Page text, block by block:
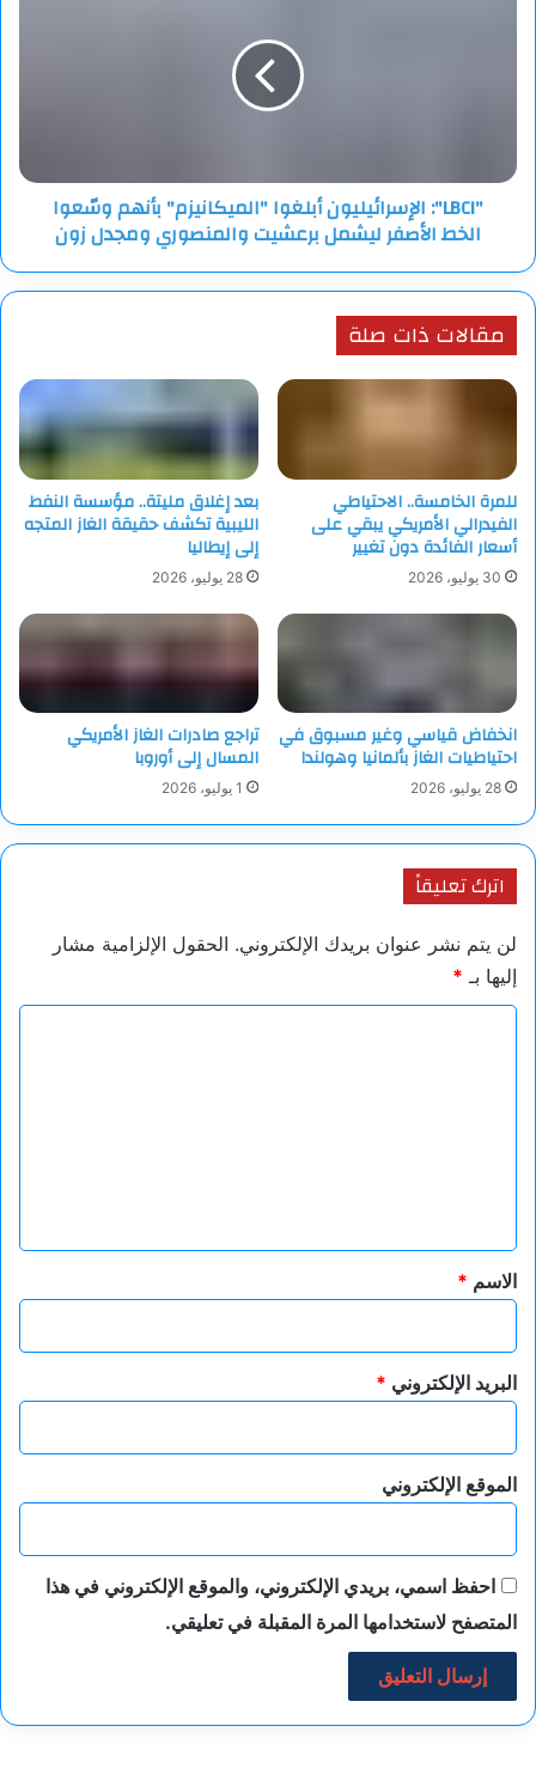
ليشمل
برعشيت
والمنصوري
زون
"LBCI": الإسرائيليون أبلغوا "الميكانيزم" بأنهم وسّعوا
الخط الأصفر ليشمل برعشيت والمنصوري ومجدل زون
مقالات ذات صلة
للمرة الخامسة.. الاحتياطي
الفيدرالي الأمريكي يبقي على
أسعار الفائدة دون تغيير
30 يوليو، 2026
بعد إغلاق مليتة.. مؤسسة النفط
الليبية تكشف حقيقة الغاز المتجه
إلى إيطاليا
28 يوليو، 2026
انخفاض قياسي وغير مسبوق في
احتياطيات الغاز بألمانيا وهولندا
28 يوليو، 2026
تراجع صادرات الغاز الأمريكي
المسال إلى أوروبا
1 يوليو، 2026
اترك تعليقاً
لن يتم نشر عنوان بريدك الإلكتروني. الحقول الإلزامية مشار
إليها بـ *
*
الاسم *
البريد الإلكتروني *
الموقع الإلكتروني
احفظ اسمي، بريدي الإلكتروني، والموقع الإلكتروني في هذا
المتصفح لاستخدامها المرة المقبلة في تعليقي.